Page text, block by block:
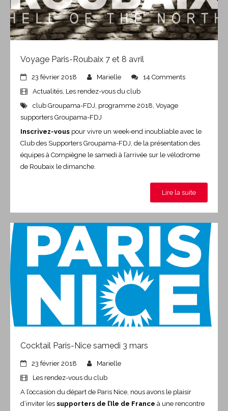
Voyage Paris-Roubaix 7 et 8 avril
23 février 2018 Marielle
14 Comments
Actualités, Les rendez-vous du club
club Groupama-FDJ, programme 2018, Voyage
supporters Groupama-FDJ
Inscrivez-vous pour vivre un week-end inoubliable avec le
Club des Supporters Groupama-FDJ, de la présentation des
équipes à Compiègne le samedi à l’arrivée sur le vélodrome
de Roubaix le dimanche.
Lire la suite
Cocktail Paris-Nice samedi 3 mars
23 février 2018
Marielle
Les rendez-vous du club
A l’occasion du départ de Paris Nice, nous avons le plaisir
d’inviter les supporters de l’Ile de France à une rencontre